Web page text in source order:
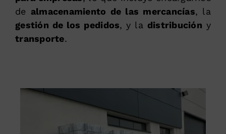
de almacenamiento de las mercancías, la
gestión de los pedidos, y la distribución y
transporte.